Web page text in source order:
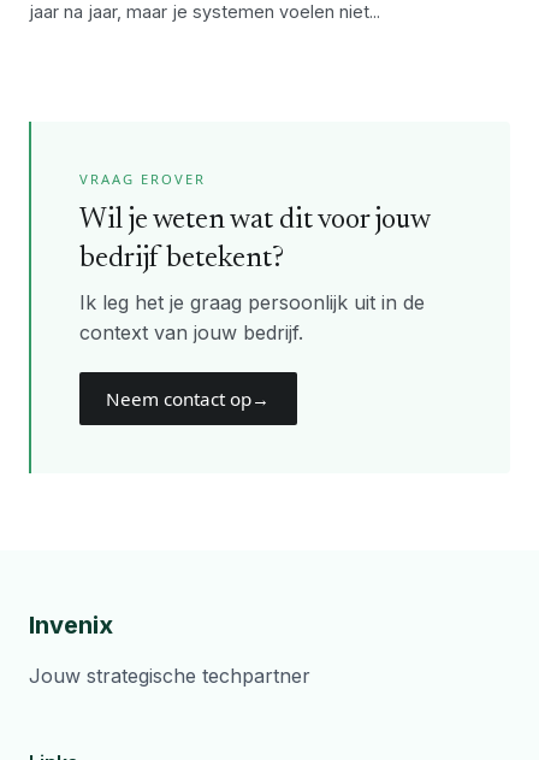
jaar na jaar, maar je systemen voelen niet...
VRAAG EROVER
Wil je weten wat dit voor jouw
bedrijf betekent?
Ik leg het je graag persoonlijk uit in de
context van jouw bedrijf.
Neem contact op→
Invenix
Jouw strategische techpartner